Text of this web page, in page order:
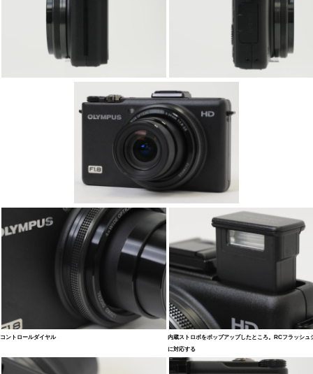
コントロールダイヤル
内蔵ストロボをポップアップしたところ。RCフラッシュ
に対応する